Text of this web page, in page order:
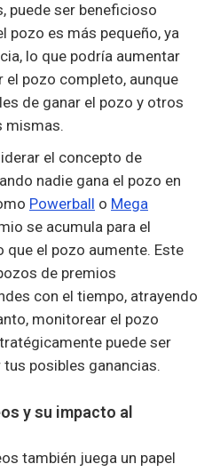
puede ser beneficioso
pozo es más pequeño, ya
lo que podría aumentar
pozo completo, aunque
de ganar el pozo y otros
mismas.
el concepto de
nadie gana el pozo en
Powerball o Mega
se acumula para el
el pozo aumente. Este
de premios
con el tiempo, atrayendo
monitorear el pozo
puede ser
posibles ganancias.
y su impacto al
también juega un papel